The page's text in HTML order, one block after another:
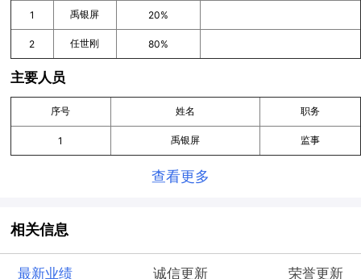
1 禹银屏 20%
2 任世刚 80%
主要人员
序号 姓名 职务
1 禹银屏 监事
查看更多
相关信息
最新业绩 诚信更新 荣誉更新